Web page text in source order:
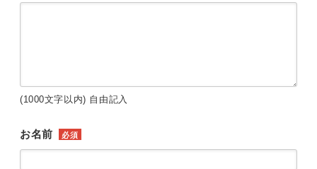
(1000文字以内) 自由記入
お名前 必須